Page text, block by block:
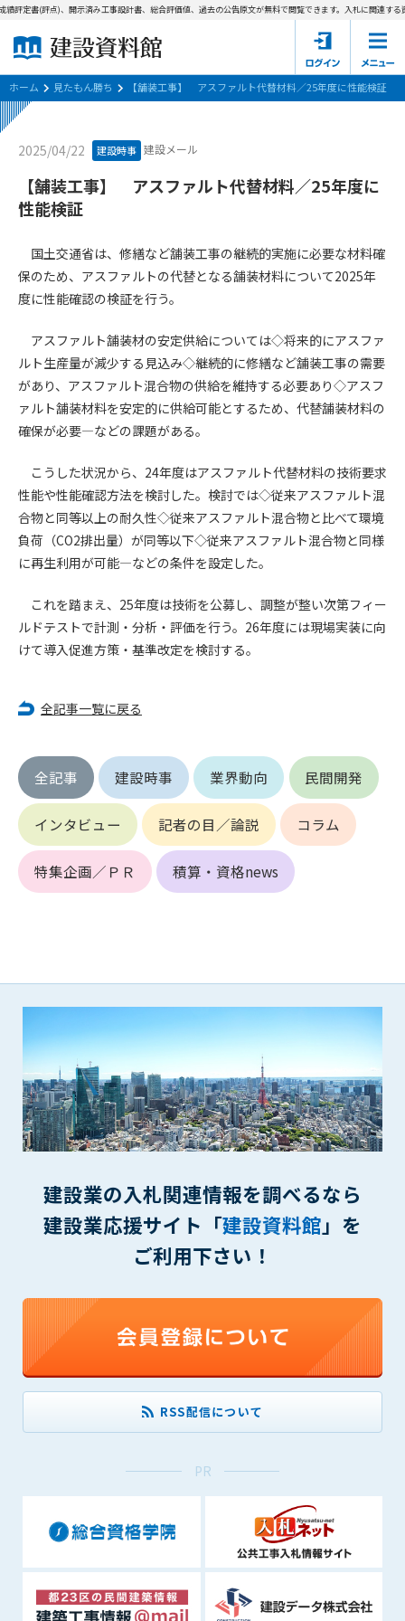
建設資料館とは
会員登録について
サポーター会員一覧
会社概要 お問い合わせ
個人情報保護方針
会員規約
定書(評点)、開示済み工事設計書、総合評価値、過去の公告原文が無料で閲覧できます。入札に関連する
ホーム 見たもん勝ち 【舗装工事】 アスファルト代替材料／25年度に性能検証
2025/04/22 建設時事 建設メール
【舗装工事】 アスファルト代替材料／25年度に
性能検証
国土交通省は、修繕など舗装工事の継続的実施に必要な材料確
保のため、アスファルトの代替となる舗装材料について2025年
度に性能確認の検証を行う。
アスファルト舗装材の安定供給については◇将来的にアスファ
ルト生産量が減少する見込み◇継続的に修繕など舗装工事の需要
があり、アスファルト混合物の供給を維持する必要あり◇アスフ
ァルト舗装材料を安定的に供給可能とするため、代替舗装材料の
確保が必要―などの課題がある。
こうした状況から、24年度はアスファルト代替材料の技術要求
性能や性能確認方法を検討した。検討では◇従来アスファルト混
合物と同等以上の耐久性◇従来アスファルト混合物と比べて環境
負荷（CO2排出量）が同等以下◇従来アスファルト混合物と同様
に再生利用が可能―などの条件を設定した。
これを踏まえ、25年度は技術を公募し、調整が整い次第フィー
ルドテストで計測・分析・評価を行う。26年度には現場実装に向
けて導入促進方策・基準改定を検討する。
全記事一覧に戻る
全記事 建設時事 業界動向 民間開発
インタビュー 記者の目／論説 コラム
特集企画／ＰＲ 積算・資格news
建設業の入札関連情報を調べるなら
建設業応援サイト「建設資料館」を
ご利用下さい！
RSS配信について
PR
パスワードの再発行
第1条（規約の目的）
会員サービスの利用条件等について定めるものです。
2. 管理者が建設資料館WEB上で随時掲載するルールは本規約の
一部を構成するものとします。
第2条（規約の変更）
本規約は、会員の了承を得ることなく、随時変更されることが
あります。変更内容は、建設資料館WEB上に表示した時点で直
ちに全ての会員が了承したものとみなします。
第4条（会員審査および資格の取り消し）
会員とは、本規約を承諾の上、所定の会員申込手続きを完了
後、管理者がこれを承認した者をいいます。
第4条（会員の定義と登録）
1. 管理者は前条により審査の結果、会員申込みをした者が以下
の何れかの項目に該当することがわかった場合、その者の会
(1) 会員申し込みをした者が実在しなかった場合
(2) 本規約に違反した場合/li>
(3) 会員申し込みの際、申告事項に虚偽があった場合
(5) その他管理者が会員とすることを不適当と判断した場合
当することが判明した場合、会員資格を取り消すことがあり
ます。
第5条（IDおよびパスワードの管理）
1. 会員は申込の際に管理者が発行したIDおよびパスワードの使
用および管理について責任を負うものとします。
2. 会員は、自己のIDおよびパスワードを、貸与、譲渡、売買、
その他形態を問わず、第三者に利用させることはできませ
を負うものとし、管理者は一切責任を負いません。
1. 会員は建設資料館WEB上で以下の行為をしないものとしま
す。
(1) 第三者または管理者の著作権、その他知的所有権を侵害す
る行為
(2) 第三者または管理者の財産、プライバシー等を侵害する行
為
(4) 有害なコンピュータプログラム等を送信又は書き込む行為
(5) 第三者に不利益を与える行為
(6) 管理者が承認していない営利を目的とした行為
(7) 公序良俗に反する行為
(8) 犯罪的行為に結びつく行為
(10) 建設資料館から知り得た情報及びダウンロードした情報
を、営利を目的として第三者に転売し、または転売のため
に第三者に提供すること
第7条（登録内容の削除）
管理者は、会員が登録した内容が以下に該当する、またはその
恐れのあるものは、会員の承諾なく削除できるものとします。
と管理者が、判断した場合
(2) 建設資料館の運営および保守管理上、必要と判断した場合
(4) その他、管理者が不適当と判断した場合
第8条（サービスの変更・中止等）
管理者は、会員の承諾なく、本サービス内容の変更(新規追加、
廃止を含み)し、本サービスの運営を中止または廃止することが